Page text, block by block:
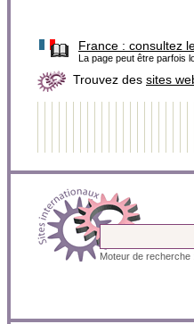
France : consultez
La page peut être parfois
Trouvez des sites
Moteur de recherche